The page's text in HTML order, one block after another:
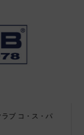
ブ コ・ス・パ